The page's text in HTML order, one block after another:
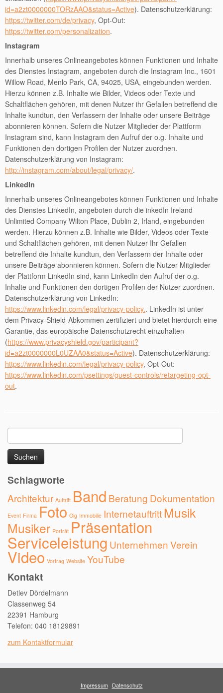
id=a2zt0000000TORzAAO&status=Active). Datenschutzerklärung:
https://twitter.com/de/privacy, Opt-Out:
https://twitter.com/personalization.
Instagram
Innerhalb unseres Onlineangebotes können Funktionen und Inhalte
des Dienstes Instagram, angeboten durch die Instagram Inc., 1601
Willow Road, Menlo Park, CA, 94025, USA, eingebunden werden.
Hierzu können z.B. Inhalte wie Bilder, Videos oder Texte und
Schaltflächen gehören, mit denen Nutzer ihr Gefallen betreffend die
Inhalte kundtun, den Verfassern der Inhalte oder unsere Beiträge
abonnieren können. Sofern die Nutzer Mitglieder der Plattform
Instagram sind, kann Instagram den Aufruf der o.g. Inhalte und
Funktionen den dortigen Profilen der Nutzer zuordnen.
Datenschutzerklärung von Instagram:
http://instagram.com/about/legal/privacy/.
LinkedIn
Innerhalb unseres Onlineangebotes können Funktionen und Inhalte
des Dienstes LinkedIn, angeboten durch die inkedIn Ireland
Unlimited Company Wilton Place, Dublin 2, Irland, eingebunden
werden. Hierzu können z.B. Inhalte wie Bilder, Videos oder Texte
und Schaltflächen gehören, mit denen Nutzer Ihr Gefallen
betreffend die Inhalte kundtun, den Verfassern der Inhalte oder
unsere Beiträge abonnieren können. Sofern die Nutzer Mitglieder
der Plattform LinkedIn sind, kann LinkedIn den Aufruf der o.g.
Inhalte und Funktionen den dortigen Profilen der Nutzer zuordnen.
Datenschutzerklärung von LinkedIn:
https://www.linkedin.com/legal/privacy-policy.. LinkedIn ist unter
dem Privacy-Shield-Abkommen zertifiziert und bietet hierdurch eine
Garantie, das europäische Datenschutzrecht einzuhalten
(https://www.privacyshield.gov/participant?
id=a2zt0000000L0UZAA0&status=Active). Datenschutzerklärung:
https://www.linkedin.com/legal/privacy-policy, Opt-Out:
https://www.linkedin.com/psettings/guest-controls/retargeting-opt-
out.
nach:
Schlagworte
Architektur Auftritt Band Beratung Dokumentation
Event Firma Foto Gig Immobilie InternetauftrittMusik
Musiker Porträt Präsentation
Serviceleistung UnternehmenVerein
Video Vortrag Website YouTube
Kontakt
Detlev Dördelmann
Classenweg 54
22391 Hamburg
Telefon: 040 18129891
zum Kontaktformular
Impressum Datenschutz